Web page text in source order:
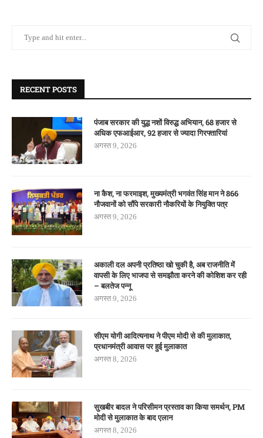
RECENT POSTS
पंजाब सरकार की युद्ध नशों विरुद्ध अभियान, 68 हजार से
अधिक एफआईआर, 92 हजार से ज्यादा गिरफ्तारियां
अगस्त 9, 2026
ना कैश, ना फरमाइश, मुख्यमंत्री भगवंत सिंह मान ने 866
नौजवानों को सौंपे सरकारी नौकरियों के नियुक्ति पत्र
अगस्त 9, 2026
अकाली दल अपनी प्रतिष्ठा खो चुकी है, अब राजनीति में
वापसी के लिए भाजपा से समझौता करने की कोशिश कर रही
– बलतेज पन्नू
अगस्त 9, 2026
सीएम योगी आदित्यनाथ ने पीएम मोदी से की मुलाकात,
प्रधानमंत्री आवास पर हुई मुलाकात
अगस्त 8, 2026
सुखबीर बादल ने परिसीमन प्रस्ताव का किया समर्थन, PM
मोदी से मुलाकात के बाद एलान
अगस्त 8, 2026